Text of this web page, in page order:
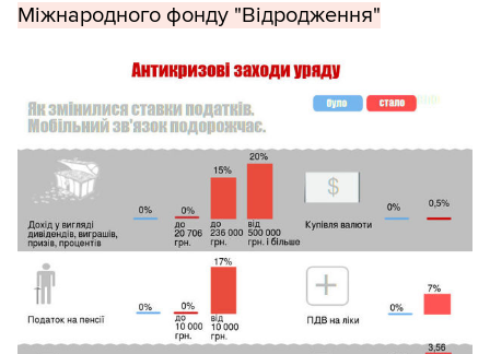
Міжнародного фонду "Відродження"